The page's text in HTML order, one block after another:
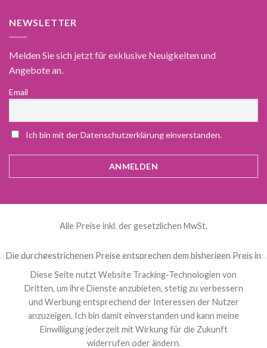
NEWSLETTER
Melden Sie sich jetzt für exklusive Neuigkeiten und
Angebote an.
Email
Ich bin mit der Datenschutzerklärung einverstanden.
Alle Preise inkl. der gesetzlichen MwSt.
Die durchgestrichenen Preise entsprechen dem bisherigen Preis in
diesem Online-Shop.
Diese Seite nutzt Website Tracking-Technologien von
Dritten, um ihre Dienste anzubieten, stetig zu verbessern
und Werbung entsprechend der Interessen der Nutzer
anzuzeigen. Ich bin damit einverstanden und kann meine
Einwilligung jederzeit mit Wirkung für die Zukunft
widerrufen oder ändern.
العربية(Arabisch) Čeština(Tschechisch)
Nederlands( Niederländisch ) English (Englisch)
Französisch) Deutsch